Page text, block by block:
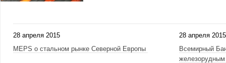
28 апреля 2015
MEPS о стальном рынке Северной Европы
28 апреля 2015
Всемирный